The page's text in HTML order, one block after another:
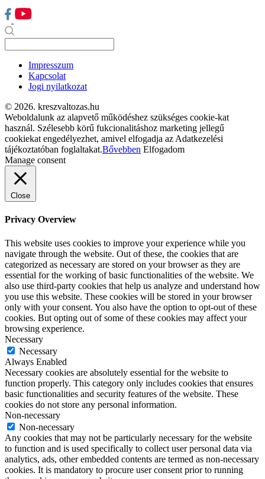
Impresszum
Kapcsolat
Jogi nyilatkozat
© 2026. kreszvaltozas.hu
Weboldalunk az alapvető működéshez szükséges cookie-kat
használ. Szélesebb körű fukcionalitáshoz marketing jellegű
cookiekat engedélyezhet, amivel elfogadja az Adatkezelési
tájékoztatóban foglaltakat.Bővebben Elfogadom
Manage consent
Close
Privacy Overview
This website uses cookies to improve your experience while you
navigate through the website. Out of these, the cookies that are
categorized as necessary are stored on your browser as they are
essential for the working of basic functionalities of the website. We
also use third-party cookies that help us analyze and understand how
you use this website. These cookies will be stored in your browser
only with your consent. You also have the option to opt-out of these
cookies. But opting out of some of these cookies may affect your
browsing experience.
Necessary
Necessary
Always Enabled
Necessary cookies are absolutely essential for the website to
function properly. This category only includes cookies that ensures
basic functionalities and security features of the website. These
cookies do not store any personal information.
Non-necessary
Non-necessary
Any cookies that may not be particularly necessary for the website
to function and is used specifically to collect user personal data via
analytics, ads, other embedded contents are termed as non-necessary
cookies. It is mandatory to procure user consent prior to running